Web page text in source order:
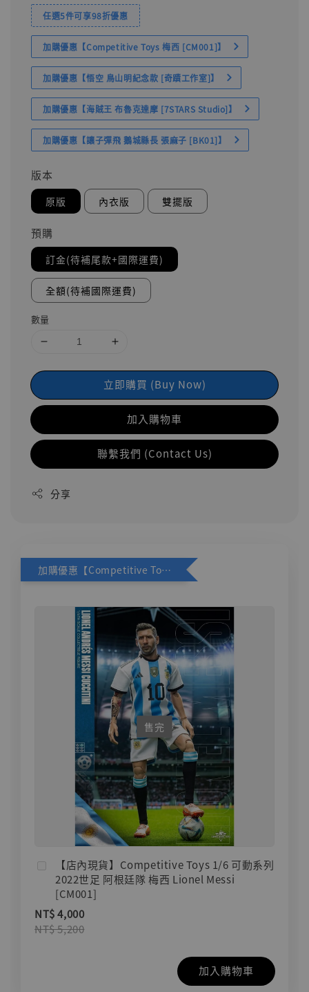
任選5件可享98折優惠
加購優惠【Competitive Toys 梅西 [CM001]】
加購優惠【悟空 鳥山明紀念款 [奇蹟工作室]】
加購優惠【海賊王 布魯克達摩 [7STARS Studio]】
加購優惠【讓子彈飛 鵝城縣長 張麻子 [BK01]】
版本
原版 內衣版 雙擺版
預購
訂金(待補尾款+國際運費)
全額(待補國際運費)
數量
立即購買 (Buy Now)
加入購物車
聯繫我們 (Contact Us)
分享
加購優惠【Competitive Toys 梅西 [CM001]】
售完
【店內現貨】Competitive Toys 1/6 可動系列
2022世足 阿根廷隊 梅西 Lionel Messi
[CM001]
NT$ 4,000
NT$ 5,200
加入購物車